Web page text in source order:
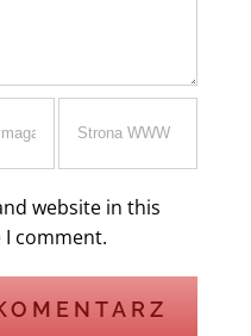
website in this
comment.